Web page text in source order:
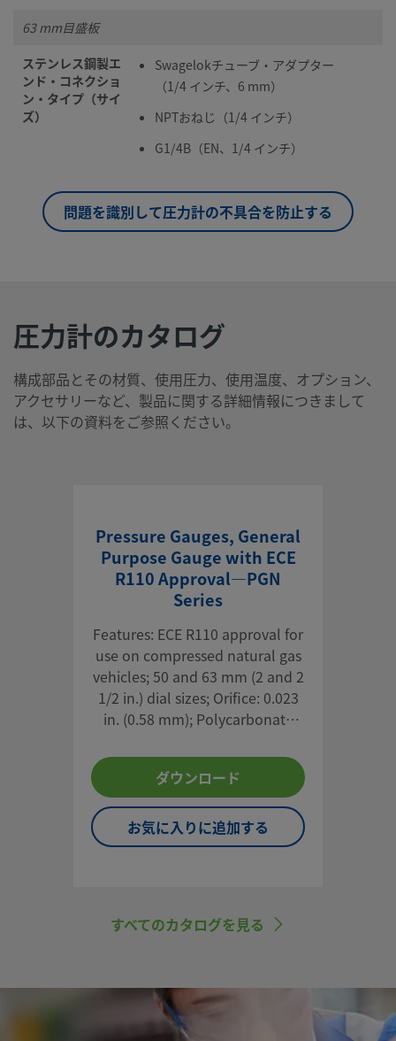
63 mm目盛板
ステンレス鋼製エ
ンド・コネクショ
ン・タイプ（サイ
ズ）
Swagelokチューブ・アダプター
（1/4 インチ、6 mm）
NPTおねじ（1/4 インチ）
G1/4B（EN、1/4 インチ）
問題を識別して圧力計の不具合を防止する
圧力計のカタログ
構成部品とその材質、使用圧力、使用温度、オプション、
アクセサリーなど、製品に関する詳細情報につきまして
は、以下の資料をご参照ください。
Pressure Gauges, General
Purpose Gauge with ECE
R110 Approval—PGN
Series
Features: ECE R110 approval for
use on compressed natural gas
vehicles; 50 and 63 mm (2 and 2
1/2 in.) dial sizes; Orifice: 0.023
in. (0.58 mm); Polycarbonate
Transducer output available on
50 mm gauge with brass end
connections
ダウンロード
お気に入りに追加する
すべてのカタログを見る